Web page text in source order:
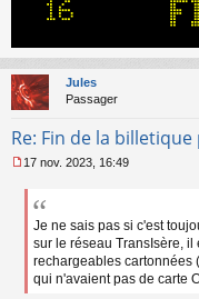
Jules
Passager
Re: Fin de la
e
n
17 nov. 2023, 16:49
Je ne sais pas si c'est
sur le réseau TransIsère,
rechargeables cartonnées
qui n'avaient pas de carte